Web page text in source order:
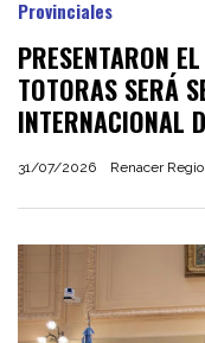
PRESENTARON
TOTORAS SERÁ
INTERNACIONAL
Renacer
Provinciales
31/07/2026